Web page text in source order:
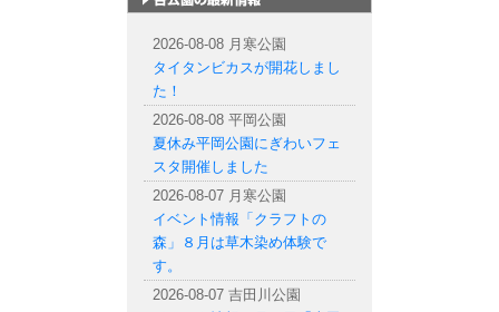
2026-08-08 月寒公園
タイタンビカスが開花しまし
た！
2026-08-08 平岡公園
夏休み平岡公園にぎわいフェ
スタ開催しました
2026-08-07 月寒公園
イベント情報「クラフトの
森」８月は草木染め体験で
す。
2026-08-07 吉田川公園